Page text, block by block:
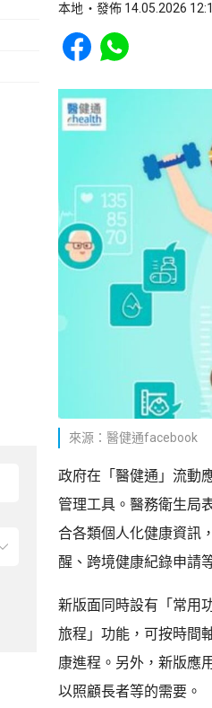
本地 發佈 14.05.2026
Share to Facebook
Share to WhatsApp
來源：醫健通facebook
政府在「醫健通」流動
管理工具。醫務衛生局
合各類個人化健康資訊
醒、跨境健康紀錄申請
新版面同時設有「常用
旅程」功能，可按時間
康進程。另外，新版應
以照顧長者等的需要。